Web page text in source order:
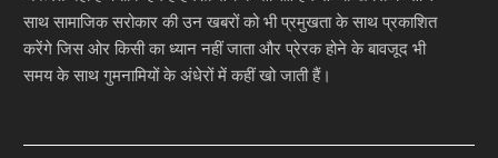
साथ सामाजिक सरोकार की उन खबरों को भी प्रमुखता के साथ प्रकाशित
करेंगे जिस ओर किसी का ध्यान नहीं जाता और प्रेरक होने के बावजूद भी
समय के साथ गुमनामियों के अंधेरों में कहीं खो जाती हैं।